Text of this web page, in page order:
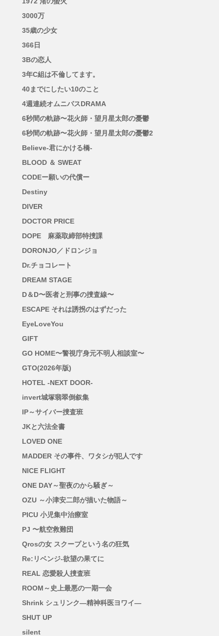
3000万
35歳の少女
366日
3Bの恋人
3年C組は不倫してます。
40までにしたい10のこと
4週連続オムニバスDRAMA
6秒間の軌跡〜花火師・望月星太郎の憂鬱
6秒間の軌跡〜花火師・望月星太郎の憂鬱2
Believe-君にかける橋-
BLOOD ＆ SWEAT
CODEー願いの代償ー
Destiny
DIVER
DOCTOR PRICE
DOPE 麻薬取締部特捜課
DORONJO／ドロンジョ
Dr.チョコレート
DREAM STAGE
D＆D〜医者と刑事の捜査線〜
ESCAPE それは誘拐のはずだった
EyeLoveYou
GIFT
GO HOME〜警視庁身元不明人相談室〜
GTO(2026年版)
HOTEL -NEXT DOOR-
invert城塚翡翠倒叙集
IP～サイバー捜査班
JKと六法全書
LOVED ONE
MADDER その事件、ワタシが犯人です
NICE FLIGHT
ONE DAY～聖夜のから騒ぎ～
OZU ～小津安二郎が描いた物語～
PICU 小児集中治療室
PJ 〜航空救難団
Qrosの女 スクープという名の狂気
Re:リベンジ-欲望の果てに
REAL 恋愛殺人捜査班
ROOM～史上最悪の一期一会
Shrink シュリンク―精神科医ヨワイ―
SHUT UP
silent